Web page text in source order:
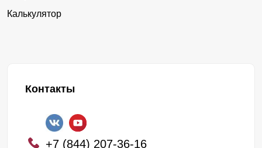
Калькулятор
Контакты
+7 (844) 207-36-16